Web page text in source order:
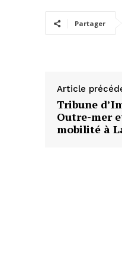
Partager
Article
Tribune
Outre-mer
mobilité à